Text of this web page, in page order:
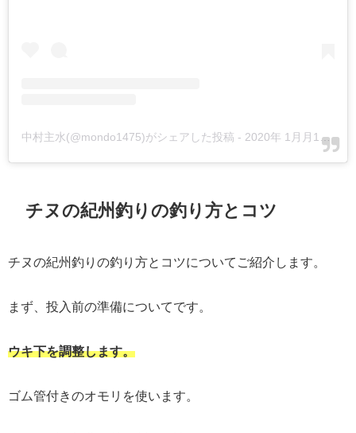
中村主水(@mondo1475)がシェアした投稿 - 2020年 1月月11日午前3時30分PST
チヌの紀州釣りの釣り方とコツ
チヌの紀州釣りの釣り方とコツについてご紹介します。
まず、投入前の準備についてです。
ウキ下を調整します。
ゴム管付きのオモリを使います。